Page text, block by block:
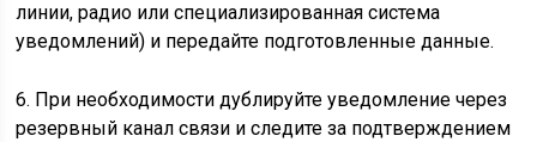
линии, радио или специализированная система
уведомлений) и передайте подготовленные данные.
6. При необходимости дублируйте уведомление через
резервный канал связи и следите за подтверждением